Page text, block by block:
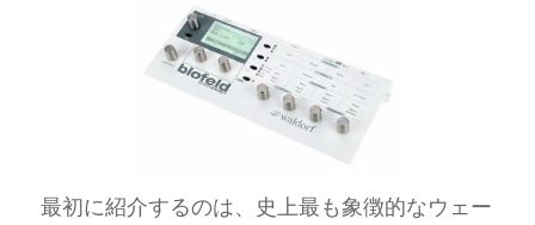
最初に紹介するのは、史上最も象徴的なウェー